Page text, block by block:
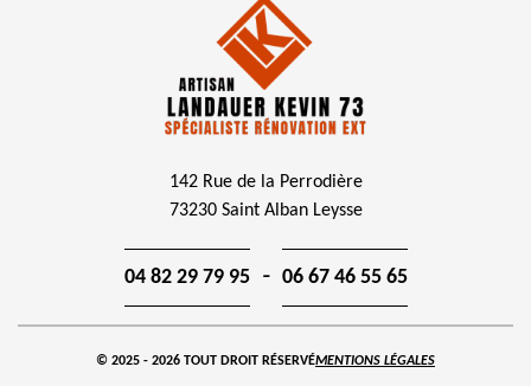
142 Rue de la Perrodière
73230 Saint Alban Leysse
04 82 29 79 95 - 06 67 46 55 65
© 2025 - 2026 TOUT DROIT RÉSERVÉMENTIONS LÉGALES